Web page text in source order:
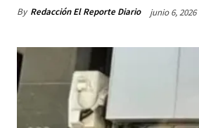
By Redacción El Reporte Diario junio 6, 2026